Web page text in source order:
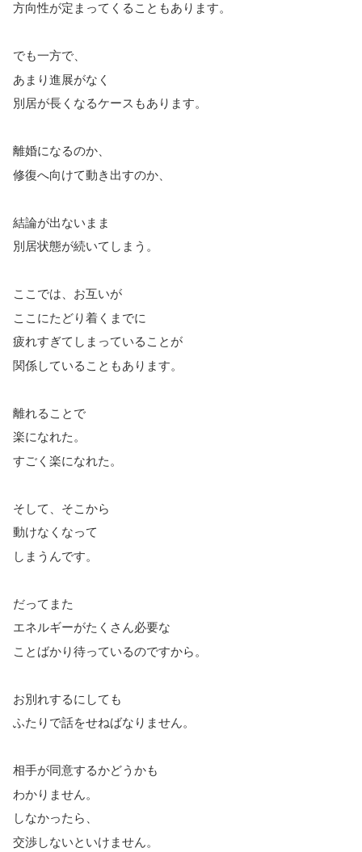
方向性が定まってくることもあります。
でも一方で、
あまり進展がなく
別居が長くなるケースもあります。
離婚になるのか、
修復へ向けて動き出すのか、
結論が出ないまま
別居状態が続いてしまう。
ここでは、お互いが
ここにたどり着くまでに
疲れすぎてしまっていることが
関係していることもあります。
離れることで
楽になれた。
すごく楽になれた。
そして、そこから
動けなくなって
しまうんです。
だってまた
エネルギーがたくさん必要な
ことばかり待っているのですから。
お別れするにしても
ふたりで話をせねばなりません。
相手が同意するかどうかも
わかりません。
しなかったら、
交渉しないといけません。